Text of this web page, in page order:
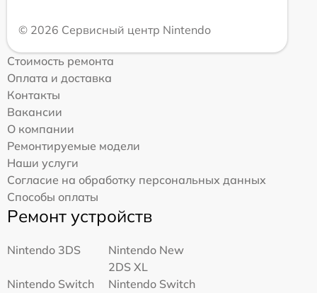
© 2026 Сервисный центр Nintendo
Стоимость ремонта
Оплата и доставка
Контакты
Вакансии
О компании
Ремонтируемые модели
Наши услуги
Согласие на обработку персональных данных
Способы оплаты
Ремонт устройств
Nintendo 3DS
Nintendo New
2DS XL
Nintendo Switch
Nintendo Switch